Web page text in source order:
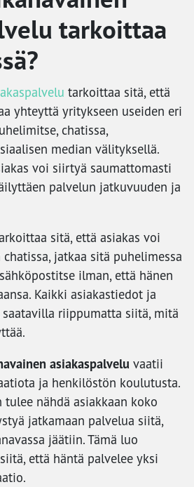
tarkoittaa
tarkoittaa sitä, että
yhteyttä yritykseen useiden eri
chatissa,
median välityksellä.
voi siirtyä saumattomasti
palvelun jatkuvuuden ja
sitä, että asiakas voi
jatkaa sitä puhelimessa
ilman, että hänen
Kaikki asiakastiedot ja
riippumatta siitä, mitä
asiakaspalvelu vaatii
ja henkilöstön koulutusta.
nähdä asiakkaan koko
jatkamaan palvelua siitä,
jäätiin. Tämä luo
että häntä palvelee yksi